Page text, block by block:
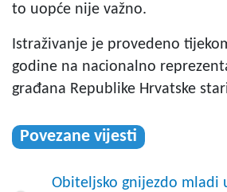
to uopće nije važno.
Istraživanje je provedeno
godine na nacionalno
građana Republike Hrvatske
Povezane vijesti
Obiteljsko gnijezdo mladi